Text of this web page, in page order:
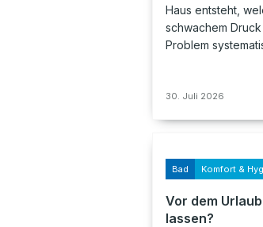
Haus entsteht,
schwachem
Problem
30. Juli 2026
Bad Komfort &
Vor dem
lassen?